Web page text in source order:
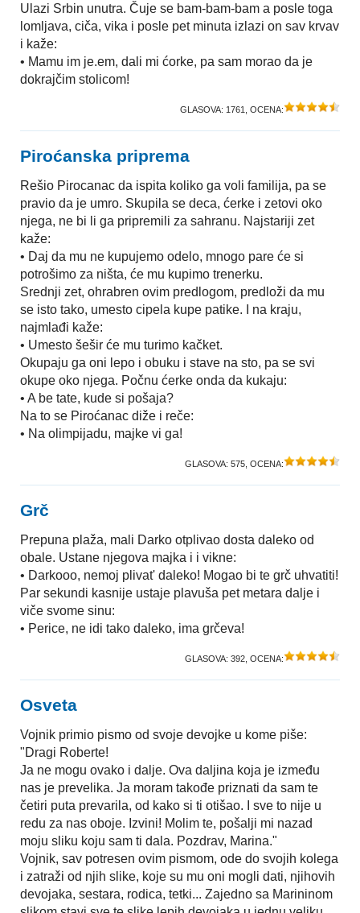
Ulazi Srbin unutra. Čuje se bam-bam-bam a posle toga
lomljava, ciča, vika i posle pet minuta izlazi on sav krvav
i kaže:
• Mamu im je.em, dali mi ćorke, pa sam morao da je
dokrajčim stolicom!
GLASOVA: 1761 , OCENA:
Piroćanska priprema
Rešio Pirocanac da ispita koliko ga voli familija, pa se
pravio da je umro. Skupila se deca, ćerke i zetovi oko
njega, ne bi li ga pripremili za sahranu. Najstariji zet
kaže:
• Daj da mu ne kupujemo odelo, mnogo pare će si
potrošimo za ništa, će mu kupimo trenerku.
Srednji zet, ohrabren ovim predlogom, predloži da mu
se isto tako, umesto cipela kupe patike. I na kraju,
najmlađi kaže:
• Umesto šešir će mu turimo kačket.
Okupaju ga oni lepo i obuku i stave na sto, pa se svi
okupe oko njega. Počnu ćerke onda da kukaju:
• A be tate, kude si pošaja?
Na to se Piroćanac diže i reče:
• Na olimpijadu, majke vi ga!
GLASOVA: 575 , OCENA:
Grč
Prepuna plaža, mali Darko otplivao dosta daleko od
obale. Ustane njegova majka i i vikne:
• Darkooo, nemoj plivat' daleko! Mogao bi te grč uhvatiti!
Par sekundi kasnije ustaje plavuša pet metara dalje i
viče svome sinu:
• Perice, ne idi tako daleko, ima grčeva!
GLASOVA: 392 , OCENA:
Osveta
Vojnik primio pismo od svoje devojke u kome piše:
"Dragi Roberte!
Ja ne mogu ovako i dalje. Ova daljina koja je između
nas je prevelika. Ja moram takođe priznati da sam te
četiri puta prevarila, od kako si ti otišao. I sve to nije u
redu za nas oboje. Izvini! Molim te, pošalji mi nazad
moju sliku koju sam ti dala. Pozdrav, Marina."
Vojnik, sav potresen ovim pismom, ode do svojih kolega
i zatraži od njih slike, koje su mu oni mogli dati, njihovih
devojaka, sestara, rodica, tetki... Zajedno sa Marininom